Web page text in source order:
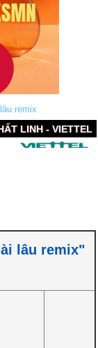
remix
LINH - VIETTEL
lâu remix"